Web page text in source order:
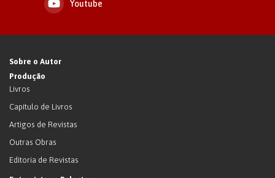
Youtube
Sobre o Autor
Produção
Livros
Capítulo de Livros
Artigos de Revistas
Outras Obras
Editoria de Revistas